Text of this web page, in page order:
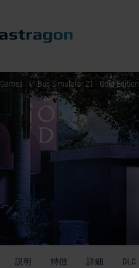
Games Bus Simulator 21 - Gold Edition
説明 特徴 詳細 DLC